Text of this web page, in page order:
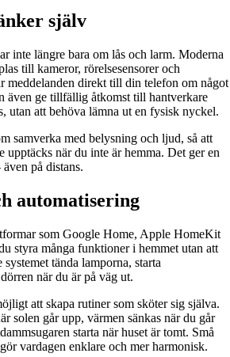
själv
inte längre bara om lås och larm. Moderna
till kameror, rörelsesensorer och
meddelanden direkt till din telefon om något
även ge tillfällig åtkomst till hantverkare
utan att behöva lämna ut en fysisk nyckel.
samverka med belysning och ljud, så att
upptäcks när du inte är hemma. Det ger en
på distans.
automatisering
som Google Home, Apple HomeKit
styra många funktioner i hemmet utan att
tända lamporna, starta
när du är på väg ut.
att skapa rutiner som sköter sig själva.
solen går upp, värmen sänkas när du går
starta när huset är tomt. Små
vardagen enklare och mer harmonisk.